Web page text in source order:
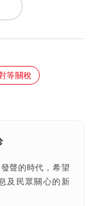
等關稅
聲的時代，希望
及民眾關心的新